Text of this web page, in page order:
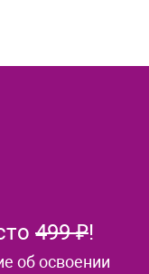
499 ₽!
об освоении